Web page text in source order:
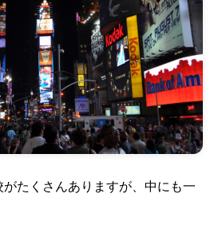
たくさんありますが、中にも一